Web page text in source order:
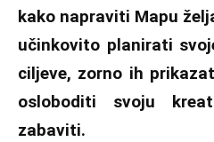
kako napraviti Mapu
učinkovito planirati
ciljeve, zorno ih
osloboditi svoju
zabaviti.